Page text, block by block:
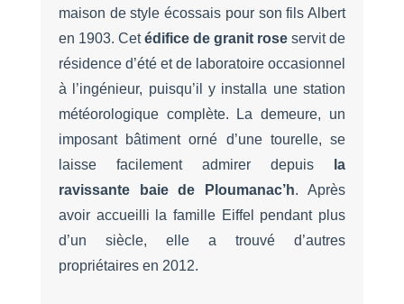
maison de style écossais pour son fils Albert
en 1903. Cetédifice de granit rose servit de
résidence d’été et de laboratoire occasionnel
à l’ingénieur, puisqu’il y installa une station
météorologique complète. La demeure, un
imposant bâtiment orné d’une tourelle, se
laisse facilement admirer depuis
la
ravissante baie de Ploumanac’h. Après
avoir accueilli la famille Eiffel pendant plus
d’un siècle, elle a trouvé d’autres
propriétaires en 2012.